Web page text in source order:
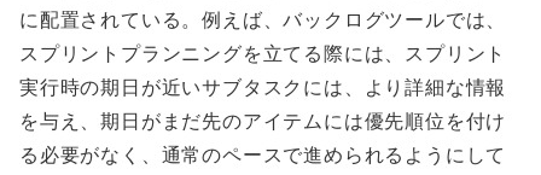
に配置されている。例えば、バックログツールでは、
スプリントプランニングを立てる際には、スプリント
実行時の期日が近いサブタスクには、より詳細な情報
を与え、期日がまだ先のアイテムには優先順位を付け
る必要がなく、通常のペースで進められるようにして